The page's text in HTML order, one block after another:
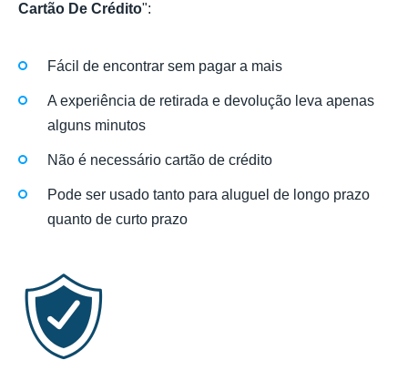
Cartão De Crédito":
Fácil de encontrar sem pagar a mais
A experiência de retirada e devolução leva apenas
alguns minutos
Não é necessário cartão de crédito
Pode ser usado tanto para aluguel de longo prazo
quanto de curto prazo